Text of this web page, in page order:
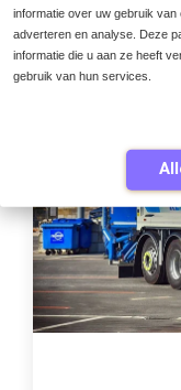
informatie over uw gebruik
adverteren en analyse. Deze
informatie die u aan ze heeft
gebruik van hun services.